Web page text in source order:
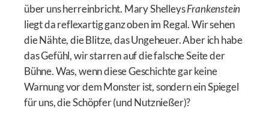
über uns herreinbricht. Mary ShelleysFrankenstein
liegt da reflexartig ganz oben im Regal. Wir sehen
die Nähte, die Blitze, das Ungeheuer. Aber ich habe
das Gefühl, wir starren auf die falsche Seite der
Bühne. Was, wenn diese Geschichte gar keine
Warnung vor dem Monster ist, sondern ein Spiegel
für uns, die Schöpfer (und Nutznießer)?